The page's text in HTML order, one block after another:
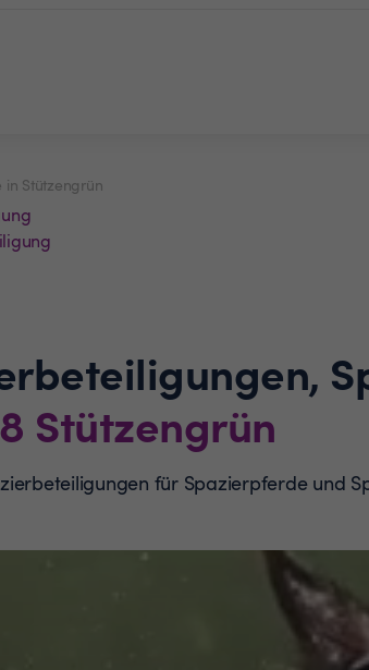
in Stützengrün
Stützengrün
für Spazierpferde und